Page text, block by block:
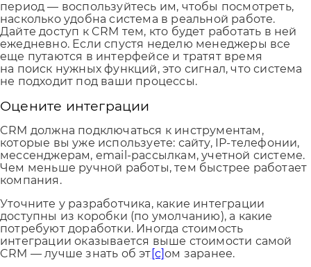
период — воспользуйтесь им, чтобы посмотреть,
насколько удобна система в реальной работе.
Дайте доступ к CRM тем, кто будет работать в ней
ежедневно. Если спустя неделю менеджеры все
еще путаются в интерфейсе и тратят время
на поиск нужных функций, это сигнал, что система
не подходит под ваши процессы.
Оцените интеграции
CRM должна подключаться к инструментам,
которые вы уже используете: сайту, IP-телефонии,
мессенджерам, email-рассылкам, учетной системе.
Чем меньше ручной работы, тем быстрее работает
компания.
Уточните у разработчика, какие интеграции
доступны из коробки (по умолчанию), а какие
потребуют доработки. Иногда стоимость
интеграции оказывается выше стоимости самой
CRM — лучше знать об эт [c]ом заранее.